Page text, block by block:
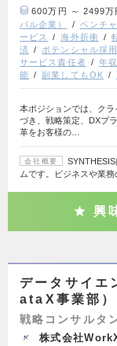
600万円 ～ 2499万
バル企業）
ベンチ
ービス
海外折衝
済
ポテンシャル採
サービス責任者
年
能
副業してもOK
本ポジションでは、ク
づき、戦略策定、DXプ
革をお客様の…
会社概要
ムです。ビジネスや業
興
データサイ
ataX事業部）
戦略コンサルタ
株式会社